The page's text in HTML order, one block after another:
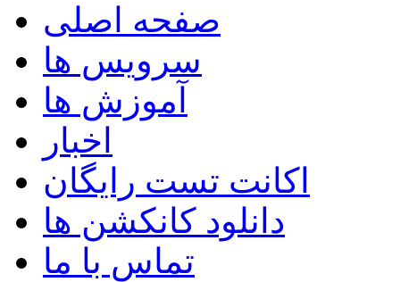
صفحه اصلی
سرویس ها
آموزش ها
اخبار
اکانت تست رایگان
دانلود کانکشن ها
تماس با ما